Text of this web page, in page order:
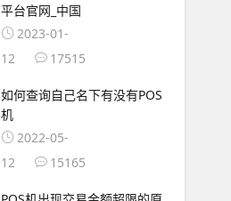
平台官网_中国
2023-01-
12
17515
如何查询自己名下有没有POS
机
2022-05-
12
15165